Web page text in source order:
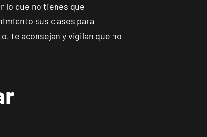
lo que no tienes que
sus clases para
te aconsejan y vigilan que no